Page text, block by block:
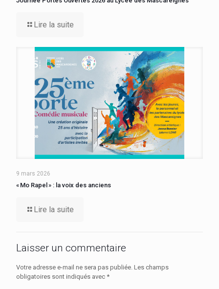
Lire la suite
9 mars 2026
« Mo Rapel » : la voix des anciens
Lire la suite
Laisser un commentaire
Votre adresse e-mail ne sera pas publiée. Les champs
obligatoires sont indiqués avec *